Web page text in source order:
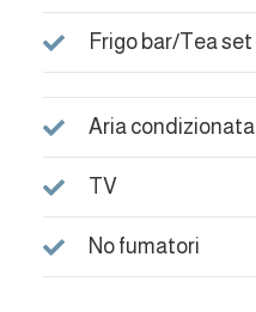
Frigo bar/Tea set
Aria condizionata
TV
No fumatori